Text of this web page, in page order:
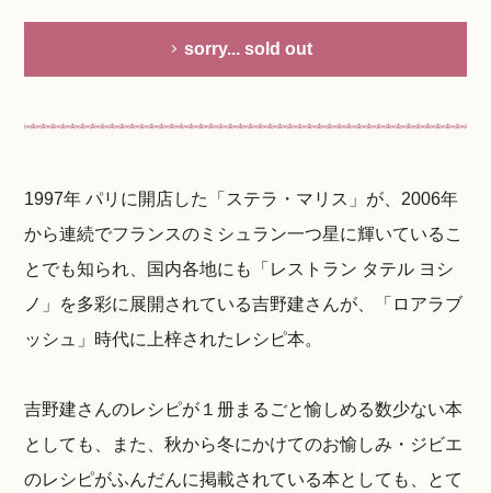
sorry... sold out
1997年 パリに開店した「ステラ・マリス」が、2006年
から連続でフランスのミシュラン一つ星に輝いているこ
とでも知られ、国内各地にも「レストラン タテル ヨシ
ノ」を多彩に展開されている吉野建さんが、「ロアラブ
ッシュ」時代に上梓されたレシピ本。
吉野建さんのレシピが１册まるごと愉しめる数少ない本
としても、また、秋から冬にかけてのお愉しみ・ジビエ
のレシピがふんだんに掲載されている本としても、とて